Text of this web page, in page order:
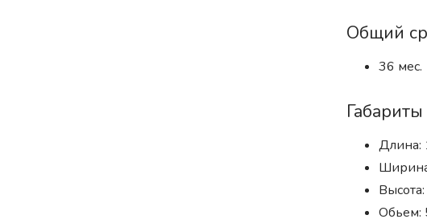
Общий
36 мес.
Габариты
Длина:
Обьем: